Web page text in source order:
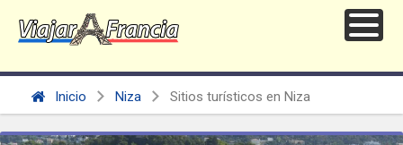
Inicio Niza Sitios turísticos en Niza